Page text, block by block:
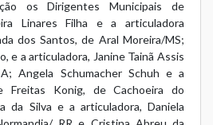
os Dirigentes Municipais de
Linares Filha e a articuladora
dos Santos, de Aral Moreira/MS;
e a articuladora, Janine Tainã Assis
Angela Schumacher Schuh e a
Freitas Konig, de Cachoeira do
da Silva e a articuladora, Daniela